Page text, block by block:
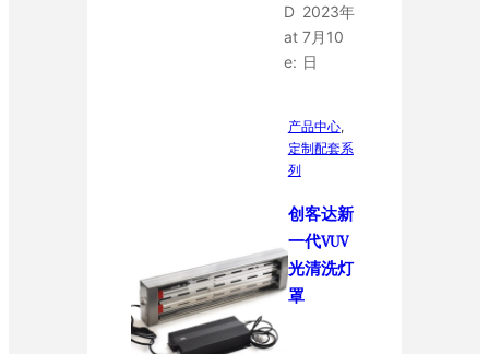
D
at
e:
2023年
7月10
日
产品中心
定制配套系
列
创客达新
一代VUV
光清洗灯
罩